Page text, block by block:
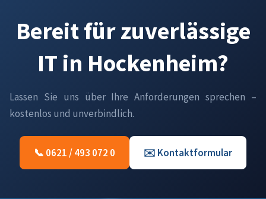
Bereit für zuverlässige
IT in Hockenheim?
Lassen Sie uns über Ihre Anforderungen sprechen –
kostenlos und unverbindlich.
📞 0621 / 493 072 0 ✉️ Kontaktformular